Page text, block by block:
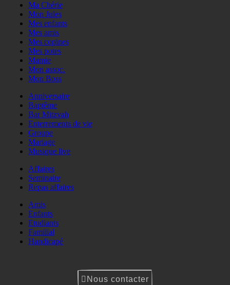
Ma Chérie
Mon Jules
Mes enfants
Mes amis
Mes copines
Mes potes
Mamie
Mon assoc.
Mon Boss
Anniversaire
Baptême
Bar Mitzvah
Enterrements de vie
Groupe
Mariage
Musique live
Affaires
Seminaire
Repas affaires
Amis
Enfants
Etudiants
Familial
Handicapé
Nous contacter